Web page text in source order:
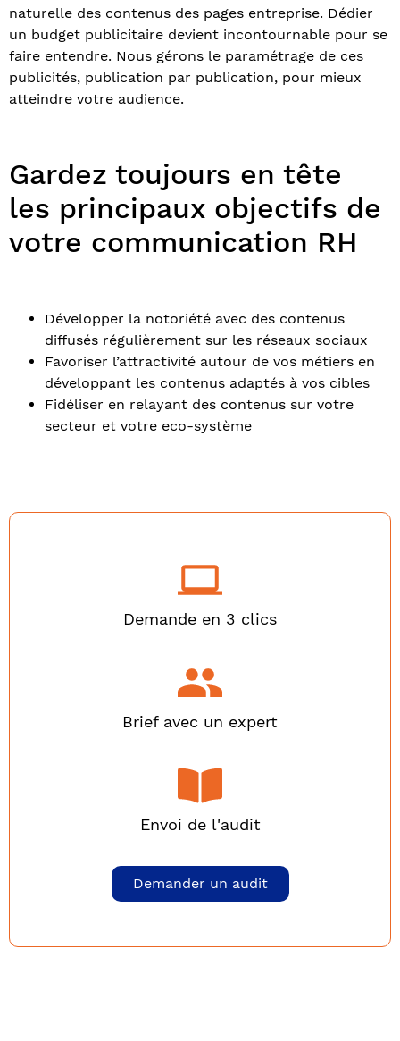
naturelle des contenus des pages entreprise. Dédier
un budget publicitaire devient incontournable pour se
faire entendre. Nous gérons le paramétrage de ces
publicités, publication par publication, pour mieux
atteindre votre audience.
Gardez toujours en tête
les principaux objectifs de
votre communication RH
Développer la notoriété avec des contenus
diffusés régulièrement sur les réseaux sociaux
Favoriser l’attractivité autour de vos métiers en
développant les contenus adaptés à vos cibles
Fidéliser en relayant des contenus sur votre
secteur et votre eco-système
Demande en 3 clics
Brief avec un expert
Envoi de l'audit
Demander un audit